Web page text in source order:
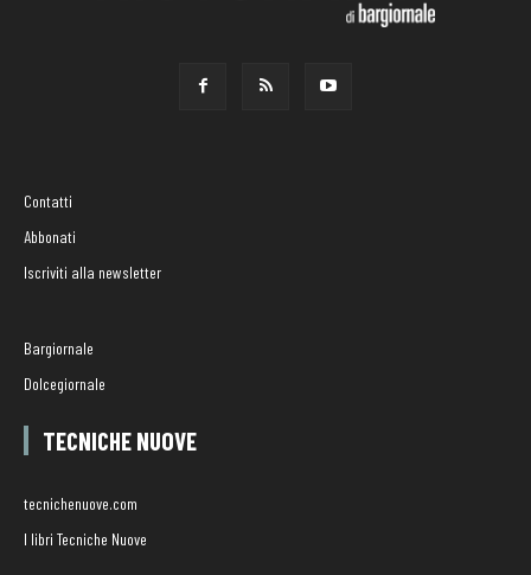
Contatti
Abbonati
Iscriviti alla newsletter
Bargiornale
Dolcegiornale
TECNICHE NUOVE
tecnichenuove.com
I libri Tecniche Nuove